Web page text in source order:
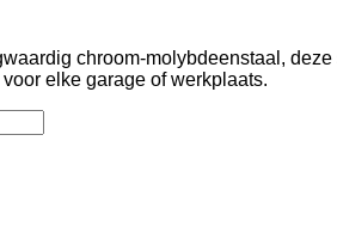
chroom-molybdeenstaal,
elke garage of werkplaats.